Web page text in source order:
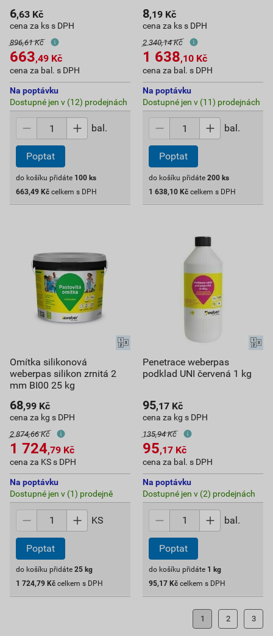
6,63 Kč
cena za ks s DPH
896,61 Kč
663,49 Kč
cena za bal. s DPH
Na poptávku
Dostupné jen v (12) prodejnách
bal.
Poptat
do košíku přidáte 100 ks
663,49 Kč celkem s DPH
8,19 Kč
cena za ks s DPH
2 340,14 Kč
1 638,10 Kč
cena za bal. s DPH
Na poptávku
Dostupné jen v (11) prodejnách
bal.
Poptat
do košíku přidáte 200 ks
1 638,10 Kč celkem s DPH
Omítka silikonová
weberpas silikon zrnitá 2
mm BI00 25 kg
68,99 Kč
cena za kg s DPH
2 874,66 Kč
1 724,79 Kč
cena za KS s DPH
Na poptávku
Dostupné jen v (1) prodejně
KS
Poptat
do košíku přidáte 25 kg
1 724,79 Kč celkem s DPH
Penetrace weberpas
podklad UNI červená 1 kg
95,17 Kč
cena za kg s DPH
135,94 Kč
95,17 Kč
cena za bal. s DPH
Na poptávku
Dostupné jen v (2) prodejnách
bal.
Poptat
do košíku přidáte 1 kg
95,17 Kč celkem s DPH
1 2 3